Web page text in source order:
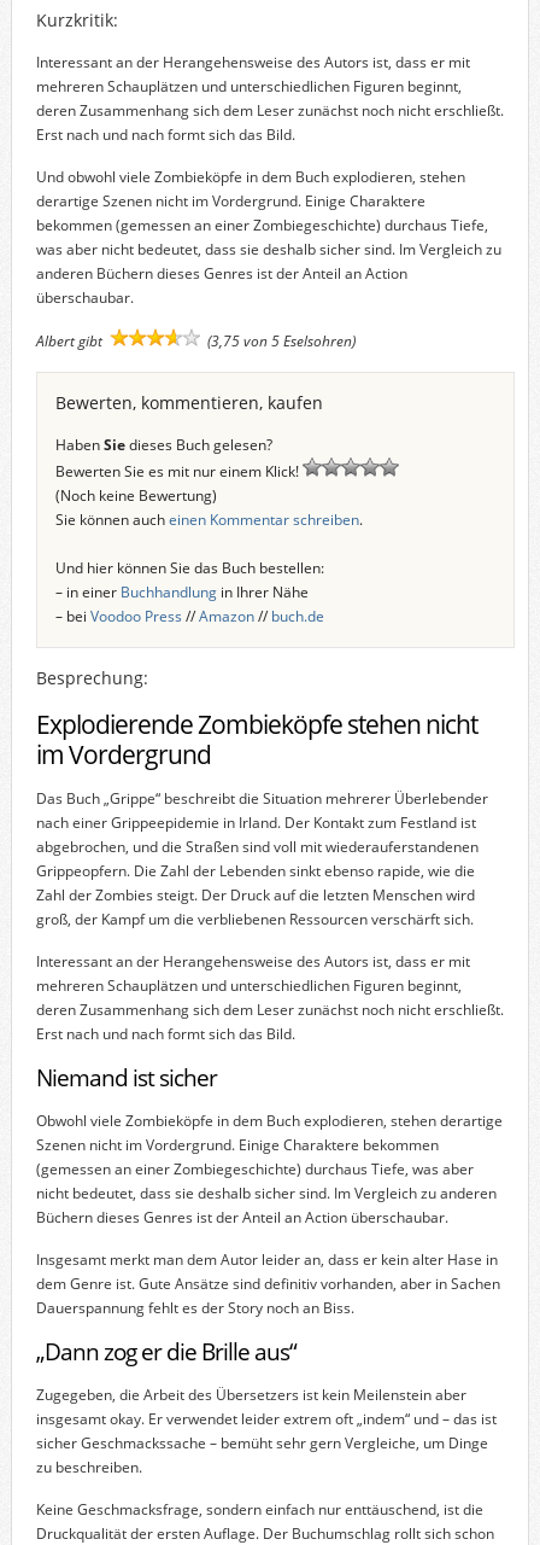
Kurzkritik:
Interessant an der Herangehensweise des Autors ist, dass er mit
mehreren Schauplätzen und unterschiedlichen Figuren beginnt,
deren Zusammenhang sich dem Leser zunächst noch nicht erschließt.
Erst nach und nach formt sich das Bild.
Und obwohl viele Zombieköpfe in dem Buch explodieren, stehen
derartige Szenen nicht im Vordergrund. Einige Charaktere
bekommen (gemessen an einer Zombiegeschichte) durchaus Tiefe,
was aber nicht bedeutet, dass sie deshalb sicher sind. Im Vergleich zu
anderen Büchern dieses Genres ist der Anteil an Action
überschaubar.
Albert gibt (3,75 von 5 Eselsohren)
Bewerten, kommentieren, kaufen
HabenSiedieses Buch gelesen?
Bewerten Sie es mit nur einem Klick!
(Noch keine Bewertung)
Sie können aucheinen Kommentar schreiben.
Und hier können Sie das Buch bestellen:
– in einer Buchhandlungin Ihrer Nähe
– bei Voodoo Press //Amazon//buch.de
Besprechung:
Explodierende Zombieköpfe stehen nicht
im Vordergrund
Das Buch „Grippe“ beschreibt die Situation mehrerer Überlebender
nach einer Grippeepidemie in Irland. Der Kontakt zum Festland ist
abgebrochen, und die Straßen sind voll mit wiederauferstandenen
Grippeopfern. Die Zahl der Lebenden sinkt ebenso rapide, wie die
Zahl der Zombies steigt. Der Druck auf die letzten Menschen wird
groß, der Kampf um die verbliebenen Ressourcen verschärft sich.
Interessant an der Herangehensweise des Autors ist, dass er mit
mehreren Schauplätzen und unterschiedlichen Figuren beginnt,
deren Zusammenhang sich dem Leser zunächst noch nicht erschließt.
Erst nach und nach formt sich das Bild.
Niemand ist sicher
Obwohl viele Zombieköpfe in dem Buch explodieren, stehen derartige
Szenen nicht im Vordergrund. Einige Charaktere bekommen
(gemessen an einer Zombiegeschichte) durchaus Tiefe, was aber
nicht bedeutet, dass sie deshalb sicher sind. Im Vergleich zu anderen
Büchern dieses Genres ist der Anteil an Action überschaubar.
Insgesamt merkt man dem Autor leider an, dass er kein alter Hase in
dem Genre ist. Gute Ansätze sind definitiv vorhanden, aber in Sachen
Dauerspannung fehlt es der Story noch an Biss.
„Dann zog er die Brille aus“
Zugegeben, die Arbeit des Übersetzers ist kein Meilenstein aber
insgesamt okay. Er verwendet leider extrem oft „indem“ und – das ist
sicher Geschmackssache – bemüht sehr gern Vergleiche, um Dinge
zu beschreiben.
Keine Geschmacksfrage, sondern einfach nur enttäuschend, ist die
Druckqualität der ersten Auflage. Der Buchumschlag rollt sich schon